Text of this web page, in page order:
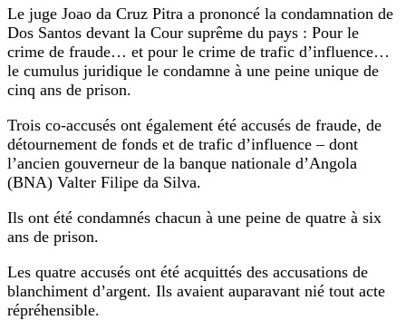
Le juge Joao da Cruz Pitra a prononcé la condamnation de
Dos Santos devant la Cour suprême du pays : Pour le
crime de fraude… et pour le crime de trafic d’influence…
le cumulus juridique le condamne à une peine unique de
cinq ans de prison.
Trois co-accusés ont également été accusés de fraude, de
détournement de fonds et de trafic d’influence – dont
l’ancien gouverneur de la banque nationale d’Angola
(BNA) Valter Filipe da Silva.
Ils ont été condamnés chacun à une peine de quatre à six
ans de prison.
Les quatre accusés ont été acquittés des accusations de
blanchiment d’argent. Ils avaient auparavant nié tout acte
répréhensible.